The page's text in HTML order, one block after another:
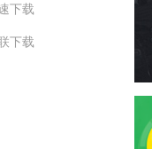
下载
下载